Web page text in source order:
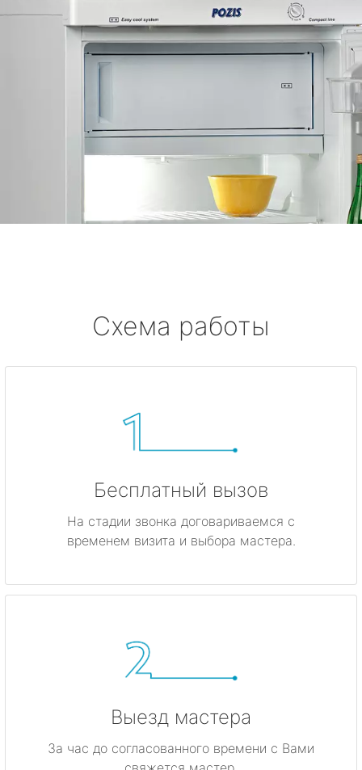
Схема работы
Бесплатный вызов
На стадии звонка договариваемся с
временем визита и выбора мастера.
Выезд мастера
За час до согласованного времени с Вами